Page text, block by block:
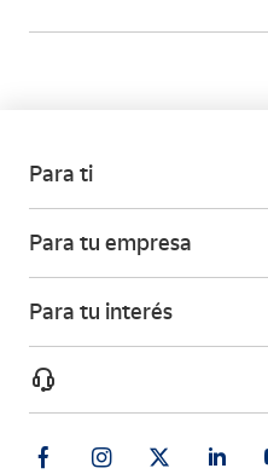
Para ti
Para tu empresa
Para tu interés